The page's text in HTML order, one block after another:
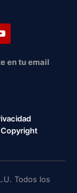
en tu email
Todos los